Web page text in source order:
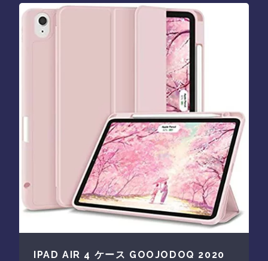
IPAD AIR 4 ケース GOOJODOQ 2020